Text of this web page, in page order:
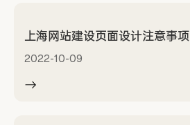
上海网站建设页面设计注意事项
2022-10-09